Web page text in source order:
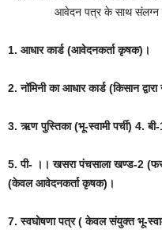
आवेदन पत्र के साथ संलग्न
1. आधार कार्ड (आवेदनकर्ता कृषक)।
2. नॉमिनी का आधार कार्ड (किसान द्वारा
3. ऋण पुस्तिका (भू-स्वामी पर्ची) 4.
5. पी- ।। खसरा पंचसाला खण्ड-2
(केवल आवेदनकर्ता कृषक)।
7. स्वघोषणा पत्र ( केवल संयुक्त भू-